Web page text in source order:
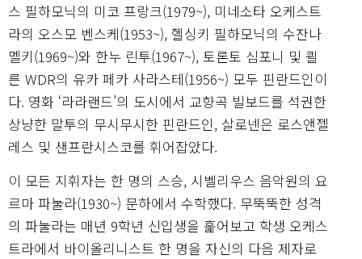
스 필하모닉의 미코 프랑크(1979~), 미네소타 오케스트
라의 오스모 벤스케(1953~), 헬싱키 필하모닉의 수잔나
멜키(1969~)와 한누 린투(1967~), 토론토 심포니 및 쾰
른 WDR의 유카 페카 사라스테(1956~) 모두 핀란드인이
다. 영화 ‘라라랜드’의 도시에서 교향곡 빌보드를 석권한
상냥한 말투의 무시무시한 핀란드인, 살로넨은 로스앤젤
레스 및 샌프란시스코를 휘어잡았다.
이 모든 지휘자는 한 명의 스승, 시벨리우스 음악원의 요
르마 파눌라(1930~) 문하에서 수학했다. 무뚝뚝한 성격
의 파눌라는 매년 9학년 신입생을 훑어보고 학생 오케스
트라에서 바이올리니스트 한 명을 자신의 다음 제자로